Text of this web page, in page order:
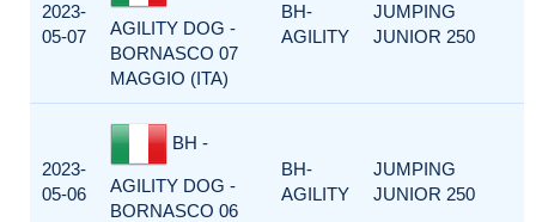
2023-
05-07
AGILITY DOG -
BORNASCO 07
MAGGIO (ITA)
BH-
AGILITY
JUMPING
JUNIOR 250
2023-
05-06
BH -
AGILITY DOG -
BORNASCO 06
BH-
AGILITY
JUMPING
JUNIOR 250